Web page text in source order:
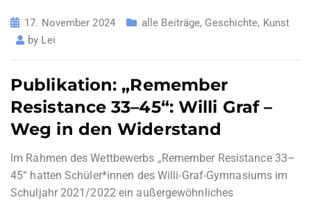
17. November 2024 alle Beiträge, Geschichte, Kunst
by Lei
Publikation: „Remember
Resistance 33–45“: Willi Graf –
Weg in den Widerstand
Im Rahmen des Wettbewerbs „Remember Resistance 33–
45“ hatten Schüler*innen des Willi-Graf-Gymnasiums im
Schuljahr 2021/2022 ein außergewöhnliches